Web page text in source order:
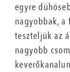
egyre
nagyobbak,
teszteljük az
nagyobb